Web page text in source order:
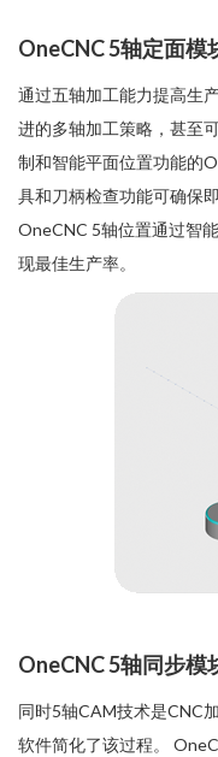
OneCNC 5轴定面模
通过五轴加工能力提高生
进的多轴加工策略，甚至
制和智能平面位置功能的
具和刀柄检查功能可确保
OneCNC 5轴位置通过智
现最佳生产率。
OneCNC 5轴同步模
同时5轴CAM技术是CNC
软件简化了该过程。